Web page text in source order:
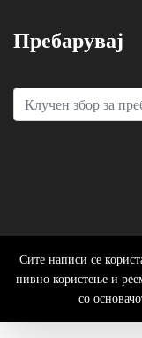
Пребарувај
Сите написи се
нивно користење и
со